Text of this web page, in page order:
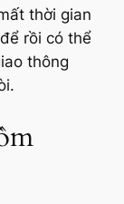
thời gian
rồi có thể
thông